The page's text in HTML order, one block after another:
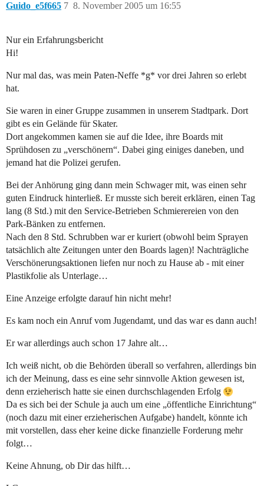
Guido_e5f665 8. November 2005 um 16:55
7
Nur ein Erfahrungsbericht
Hi!
Nur mal das, was mein Paten-Neffe *g* vor drei Jahren so erlebt
hat.
Sie waren in einer Gruppe zusammen in unserem Stadtpark. Dort
gibt es ein Gelände für Skater.
Dort angekommen kamen sie auf die Idee, ihre Boards mit
Sprühdosen zu „verschönern“. Dabei ging einiges daneben, und
jemand hat die Polizei gerufen.
Bei der Anhörung ging dann mein Schwager mit, was einen sehr
guten Eindruck hinterließ. Er musste sich bereit erklären, einen Tag
lang (8 Std.) mit den Service-Betrieben Schmierereien von den
Park-Bänken zu entfernen.
Nach den 8 Std. Schrubben war er kuriert (obwohl beim Sprayen
tatsächlich alte Zeitungen unter den Boards lagen)! Nachträgliche
Verschönerungsaktionen liefen nur noch zu Hause ab - mit einer
Plastikfolie als Unterlage…
Eine Anzeige erfolgte darauf hin nicht mehr!
Es kam noch ein Anruf vom Jugendamt, und das war es dann auch!
Er war allerdings auch schon 17 Jahre alt…
Ich weiß nicht, ob die Behörden überall so verfahren, allerdings bin
ich der Meinung, dass es eine sehr sinnvolle Aktion gewesen ist,
denn erzieherisch hatte sie einen durchschlagenden Erfolg
Da es sich bei der Schule ja auch um eine „öffentliche Einrichtung“
(noch dazu mit einer erzieherischen Aufgabe) handelt, könnte ich
mit vorstellen, dass eher keine dicke finanzielle Forderung mehr
folgt…
Keine Ahnung, ob Dir das hilft…